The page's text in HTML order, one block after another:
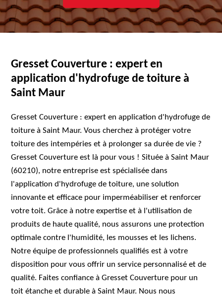
Gresset Couverture : expert en
application d'hydrofuge de toiture à
Saint Maur
Gresset Couverture : expert en application d'hydrofuge de
toiture à Saint Maur. Vous cherchez à protéger votre
toiture des intempéries et à prolonger sa durée de vie ?
Gresset Couverture est là pour vous ! Située à Saint Maur
(60210), notre entreprise est spécialisée dans
l'application d'hydrofuge de toiture, une solution
innovante et efficace pour imperméabiliser et renforcer
votre toit. Grâce à notre expertise et à l'utilisation de
produits de haute qualité, nous assurons une protection
optimale contre l'humidité, les mousses et les lichens.
Notre équipe de professionnels qualifiés est à votre
disposition pour vous offrir un service personnalisé et de
qualité. Faites confiance à Gresset Couverture pour un
toit étanche et durable à Saint Maur. Nous nous